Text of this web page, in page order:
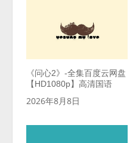
《问心2》-全集百度云网盘
【HD1080p】高清国语
2026年8月8日